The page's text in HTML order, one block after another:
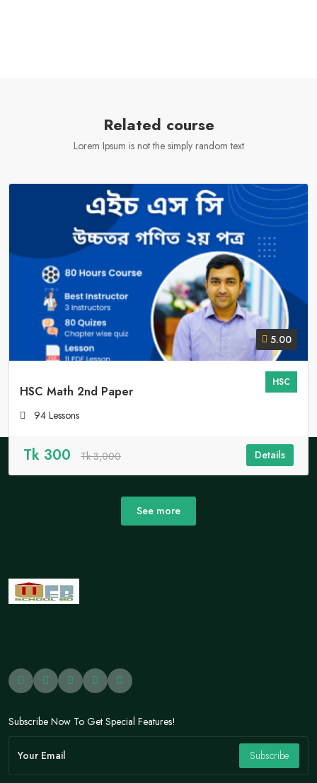
Related course
Lorem Ipsum is not the simply random text
HSC
5.00
HSC Math 2nd Paper
94 Lessons
Tk 300 Tk 3,000 Details
See more
Subscribe Now To Get Special Features!
Subscribe